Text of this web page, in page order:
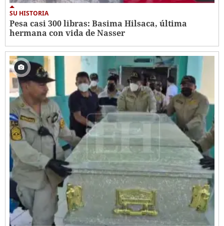
SU HISTORIA
Pesa casi 300 libras: Basima Hilsaca, última
hermana con vida de Nasser